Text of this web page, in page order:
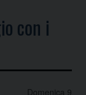
con i
Domenica 9